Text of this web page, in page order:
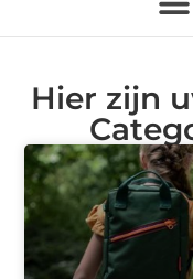
Hier zijn